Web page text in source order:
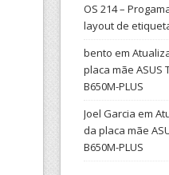
OS 214 –
layout de
bento em
placa mãe ASUS
B650M-PLUS
Joel Garcia em
da placa mãe
B650M-PLUS